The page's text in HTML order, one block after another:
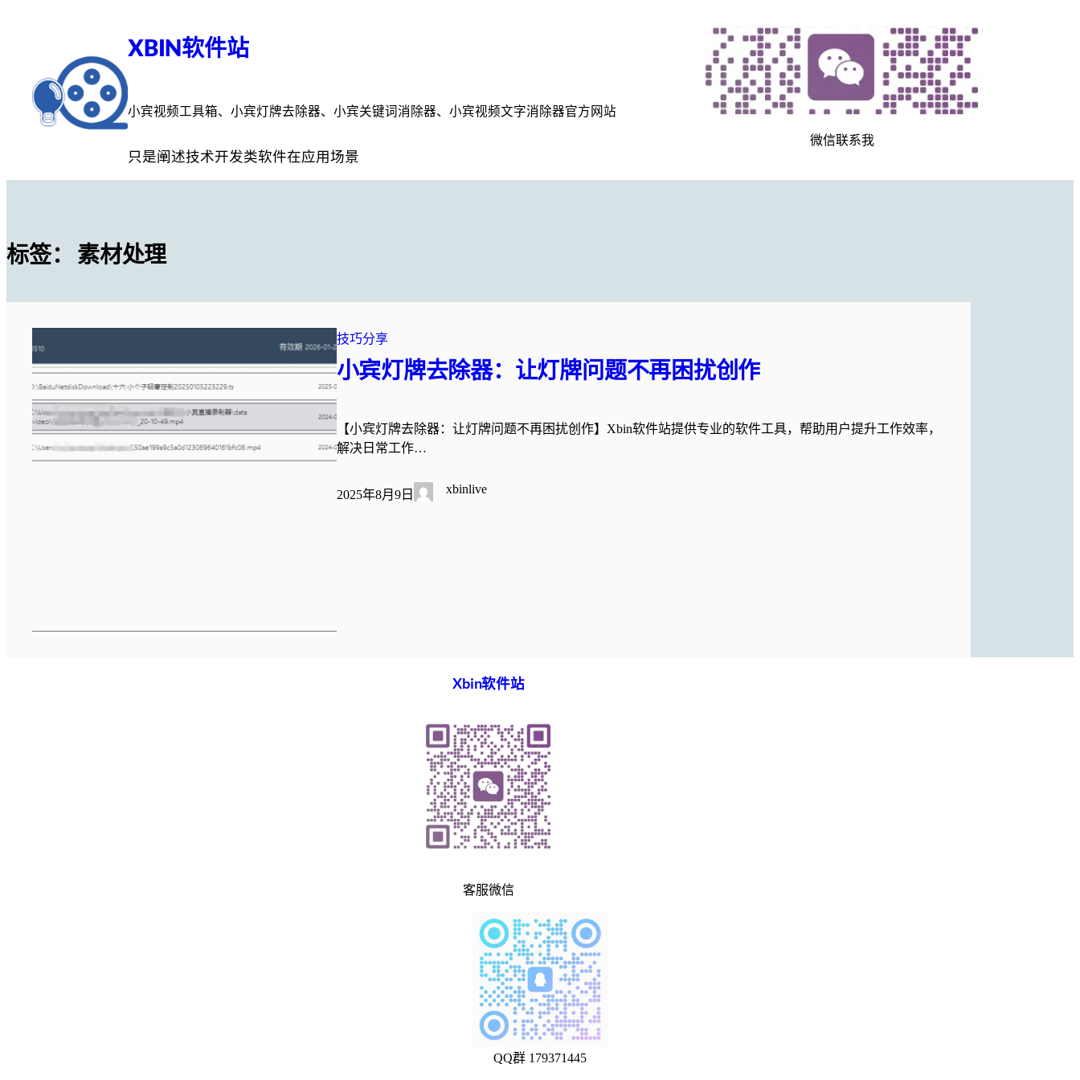
XBIN软件站
小宾视频工具箱、小宾灯牌去除器、小宾关键词消除器、小宾视频文字消除器官方网站
只是阐述技术开发类软件在应用场景
微信联系我
标签： 素材处理
技巧分享
小宾灯牌去除器：让灯牌问题不再困扰创作​
【小宾灯牌去除器：让灯牌问题不再困扰创作】Xbin软件站提供专业的软件工具，帮助用户提升工作效率，
解决日常工作…
2025年8月9日 xbinlive
Xbin软件站
客服微信
QQ群 179371445